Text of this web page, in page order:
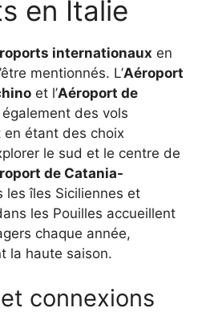
en Italie
internationaux en
mentionnés. L’Aéroport
et l’Aéroport de
des vols
étant des choix
le sud et le centre de
de Catania-
les îles Siciliennes et
les Pouilles accueillent
chaque année,
la haute saison.
connexions